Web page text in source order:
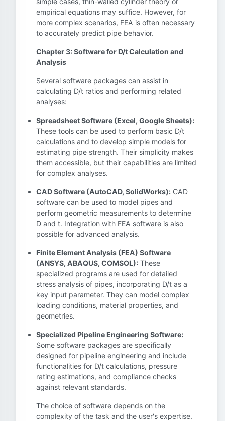
empirical equations may suffice. However, for
more complex scenarios, FEA is often necessary
to accurately predict pipe behavior.
Chapter 3: Software for D/t Calculation and
Analysis
Several software packages can assist in
calculating D/t ratios and performing related
analyses:
Spreadsheet Software (Excel, Google Sheets):
These tools can be used to perform basic D/t
calculations and to develop simple models for
estimating pipe strength. Their simplicity makes
them accessible, but their capabilities are limited
for complex analyses.
CAD Software (AutoCAD, SolidWorks): CAD
software can be used to model pipes and
perform geometric measurements to determine
D and t. Integration with FEA software is also
possible for advanced analysis.
Finite Element Analysis (FEA) Software
(ANSYS, ABAQUS, COMSOL): These
specialized programs are used for detailed
stress analysis of pipes, incorporating D/t as a
key input parameter. They can model complex
loading conditions, material properties, and
geometries.
Specialized Pipeline Engineering Software:
Some software packages are specifically
designed for pipeline engineering and include
functionalities for D/t calculations, pressure
rating estimations, and compliance checks
against relevant standards.
The choice of software depends on the
complexity of the task and the user's expertise.